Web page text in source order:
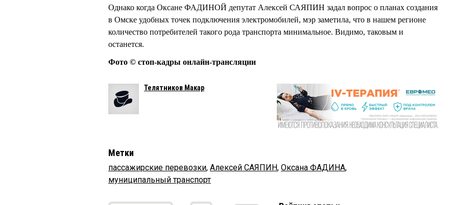
Однако когда Оксане ФАДИНОЙ депутат Алексей САЯПИН задал вопрос о планах создания
в Омске удобных точек подключения электромобилей, мэр заметила, что в нашем регионе
количество потребителей такого рода транспорта минимальное. Видимо, таковым и
останется.
Фото © стоп-кадры онлайн-трансляции
Телятников Макар
Метки
пассажирские перевозки, Алексей САЯПИН, Оксана ФАДИНА,
муниципальный транспорт